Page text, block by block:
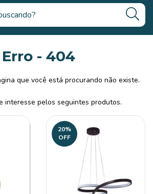
Erro - 404
que você está procurando não existe.
interesse pelos seguintes produtos.
20%
OFF